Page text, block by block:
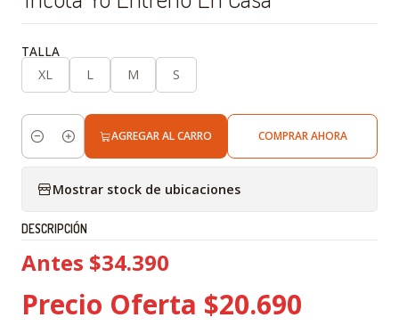
TALLA
XL
L M S
Cantidad
AGREGAR AL CARRO COMPRAR AHORA
Mostrar stock de ubicaciones
DESCRIPCIÓN
Antes $34.390
Precio Oferta $20.690